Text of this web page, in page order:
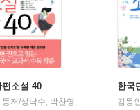
편소설 40
김동인 등저/성낙수, 박찬영,김형주 공편 | 리
한국